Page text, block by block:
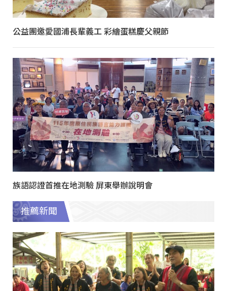
公益團邀愛國浦長輩義工 彩繪蛋糕慶父親節
族語認證首推在地測驗 屏東舉辦說明會
推薦新聞